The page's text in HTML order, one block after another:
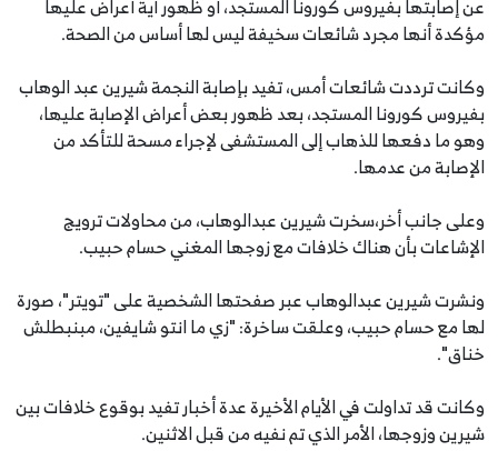
عن إصابتها بفيروس كورونا المستجد، أو ظهور أية أعراض عليها
مؤكدة أنها مجرد شائعات سخيفة ليس لها أساس من الصحة.
وكانت ترددت شائعات أمس، تفيد بإصابة النجمة شيرين عبد الوهاب
بفيروس كورونا المستجد، بعد ظهور بعض أعراض الإصابة عليها،
وهو ما دفعها للذهاب إلى المستشفى لإجراء مسحة للتأكد من
الإصابة من عدمها.
وعلى جانب أخر،سخرت شيرين عبدالوهاب، من محاولات ترويج
الإشاعات بأن هناك خلافات مع زوجها المغني حسام حبيب.
ونشرت شيرين عبدالوهاب عبر صفحتها الشخصية على "تويتر"، صورة
لها مع حسام حبيب، وعلقت ساخرة: "زي ما انتو شايفين، مبنبطلش
خناق".
وكانت قد تداولت في الأيام الأخيرة عدة أخبار تفيد بوقوع خلافات بين
شيرين وزوجها، الأمر الذي تم نفيه من قبل الاثنين.